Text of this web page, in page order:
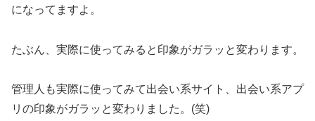
になってますよ。
たぶん、実際に使ってみると印象がガラッと変わります。
管理人も実際に使ってみて出会い系サイト、出会い系アプ
リの印象がガラッと変わりました。(笑)